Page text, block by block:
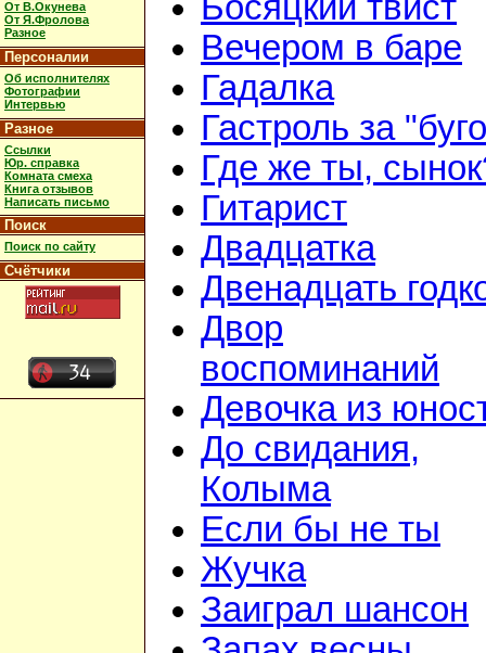
От В.Окунева
От Я.Фролова
Разное
Персоналии
Об исполнителях
Фотографии
Интервью
Разное
Ссылки
Юр. справка
Комната смеха
Книга отзывов
Написать письмо
Поиск
Поиск по сайту
Счётчики
Босяцкий твист
Вечером в баре
Гадалка
Гастроль за
Где же ты,
Гитарист
Двадцатка
Двенадцать
Двор
воспоминаний
Девочка из
До свидания,
Колыма
Если бы не ты
Жучка
Заиграл шансон